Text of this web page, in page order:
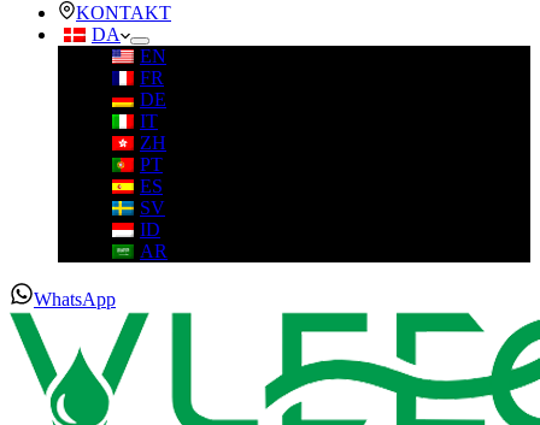
KONTAKT
DA
EN
FR
DE
IT
ZH
PT
ES
SV
ID
AR
WhatsApp